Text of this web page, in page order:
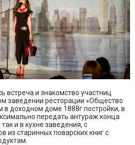
встреча и знакомство участниц
заведении ресторации «Общество
доходном доме 1888г постройки, в
передать антураж конца
и в кухне заведения, с
из старинных поварских книг с